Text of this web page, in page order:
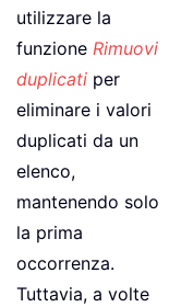
utilizzare la
funzione Rimuovi
duplicati per
eliminare i valori
duplicati da un
elenco,
mantenendo solo
la prima
occorrenza.
Tuttavia, a volte